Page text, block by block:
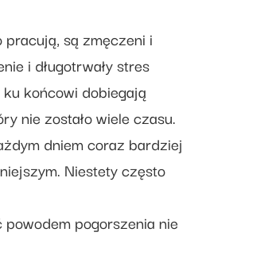
są zmęczeni i
i długotrwały stres
końcowi dobiegają
nie zostało wiele czasu.
dniem coraz bardziej
Niestety często
pogorszenia nie